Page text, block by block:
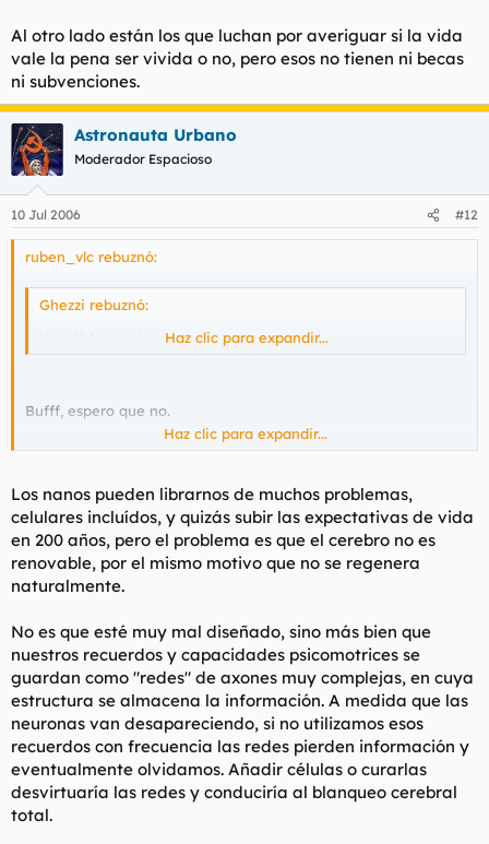
Al otro lado están los que luchan por averiguar si la vida
vale la pena ser vivida o no, pero esos no tienen ni becas
ni subvenciones.
Astronauta Urbano
Moderador Espacioso
10 Jul 2006 #12
ruben_vlc rebuznó:
Ghezzi rebuznó:
Y ojalá lo consigamos.Haz clic para expandir...
Bufff, espero que no.
filosofal" de aquellos que esperan conseguir la inmortalidad en
un futuro aún bastante lejano, pequeños robots que operarían
a nivel celular y que mantendrían sano el cuerpo para siempre.
Al otro lado están los que luchan por averiguar si la vida vale la
pena ser vivida o no, pero esos no tienen ni becas ni
Haz clic para expandir...
Los nanos pueden librarnos de muchos problemas,
celulares incluídos, y quizás subir las expectativas de vida
en 200 años, pero el problema es que el cerebro no es
renovable, por el mismo motivo que no se regenera
naturalmente.
No es que esté muy mal diseñado, sino más bien que
nuestros recuerdos y capacidades psicomotrices se
guardan como "redes" de axones muy complejas, en cuya
estructura se almacena la información. A medida que las
neuronas van desapareciendo, si no utilizamos esos
recuerdos con frecuencia las redes pierden información y
eventualmente olvidamos. Añadir células o curarlas
desvirtuaría las redes y conduciría al blanqueo cerebral
total.